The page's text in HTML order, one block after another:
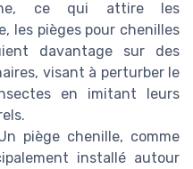
ce qui attire les
les pièges pour chenilles
davantage sur des
visant à perturber le
en imitant leurs
piège chenille, comme
installé autour